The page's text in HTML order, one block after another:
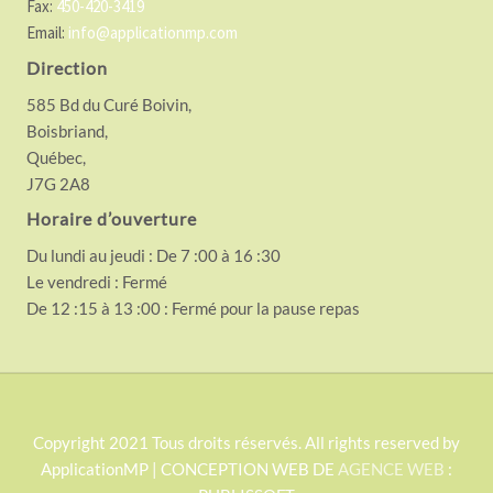
Fax: 450-420-3419
Email: info@applicationmp.com
Direction
585 Bd du Curé Boivin,
Boisbriand,
Québec,
J7G 2A8
Horaire d’ouverture
Du lundi au jeudi : De 7 :00 à 16 :30
Le vendredi : Fermé
De 12 :15 à 13 :00 : Fermé pour la pause repas
S
Copyright 2021 Tous droits réservés. All rights reserved by
ApplicationMP | CONCEPTION WEB DE AGENCE WEB :